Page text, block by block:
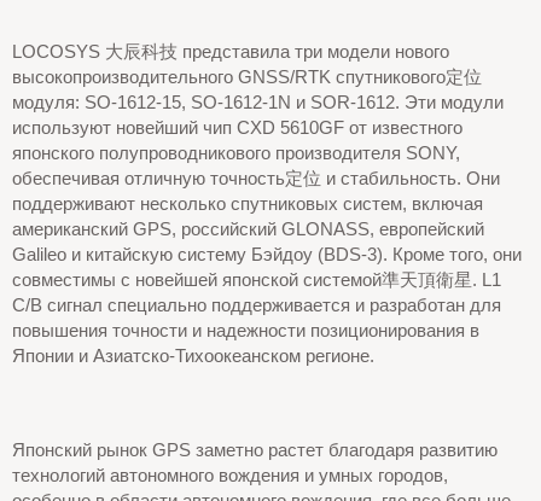
LOCOSYS 大辰科技 представила три модели нового
высокопроизводительного GNSS/RTK спутникового定位
модуля: SO-1612-15, SO-1612-1N и SOR-1612. Эти модули
используют новейший чип CXD 5610GF от известного
японского полупроводникового производителя SONY,
обеспечивая отличную точность定位 и стабильность. Они
поддерживают несколько спутниковых систем, включая
американский GPS, российский GLONASS, европейский
Galileo и китайскую систему Бэйдоу (BDS-3). Кроме того, они
совместимы с новейшей японской системой準天頂衛星. L1
C/B сигнал специально поддерживается и разработан для
повышения точности и надежности позиционирования в
Японии и Азиатско-Тихоокеанском регионе.
Японский рынок GPS заметно растет благодаря развитию
технологий автономного вождения и умных городов,